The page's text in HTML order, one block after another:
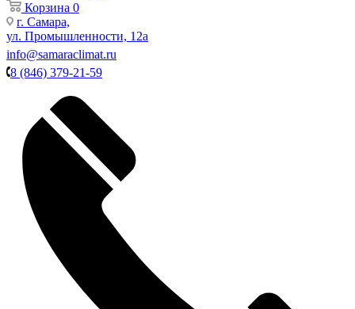
Корзина 0
г. Самара,
ул. Промышленности, 12а
info@samaraclimat.ru
8 (846) 379-21-59